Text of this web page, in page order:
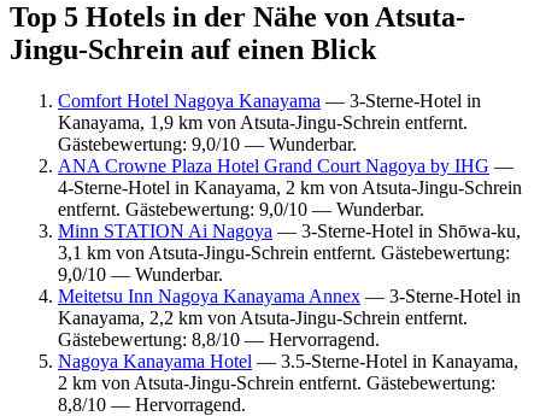
Top 5 Hotels in der Nähe von Atsuta-
Jingu-Schrein auf einen Blick
Comfort Hotel Nagoya Kanayama — 3-Sterne-Hotel in
Kanayama, 1,9 km von Atsuta-Jingu-Schrein entfernt.
Gästebewertung: 9,0/10 — Wunderbar.
ANA Crowne Plaza Hotel Grand Court Nagoya by IHG —
4-Sterne-Hotel in Kanayama, 2 km von Atsuta-Jingu-Schrein
entfernt. Gästebewertung: 9,0/10 — Wunderbar.
Minn STATION Ai Nagoya — 3-Sterne-Hotel in Shōwa-ku,
3,1 km von Atsuta-Jingu-Schrein entfernt. Gästebewertung:
9,0/10 — Wunderbar.
Meitetsu Inn Nagoya Kanayama Annex — 3-Sterne-Hotel in
Kanayama, 2,2 km von Atsuta-Jingu-Schrein entfernt.
Gästebewertung: 8,8/10 — Hervorragend.
Nagoya Kanayama Hotel — 3.5-Sterne-Hotel in Kanayama,
2 km von Atsuta-Jingu-Schrein entfernt. Gästebewertung:
8,8/10 — Hervorragend.